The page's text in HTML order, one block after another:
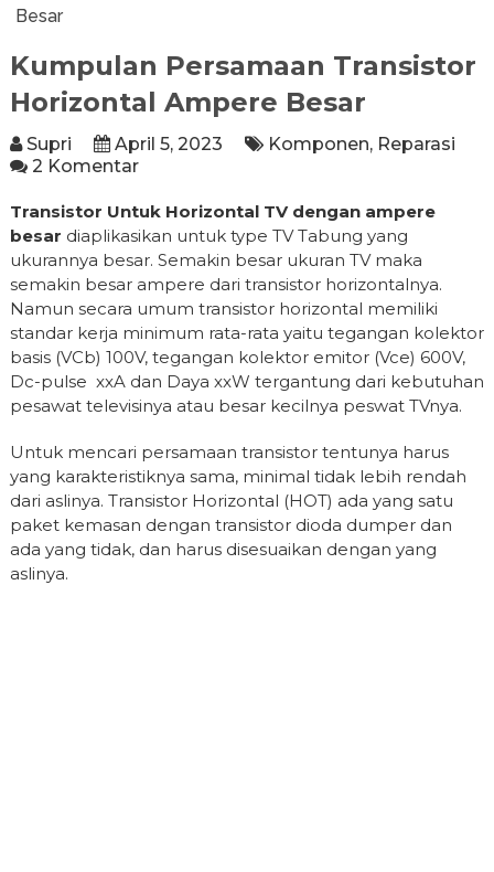
Besar
Kumpulan Persamaan Transistor
Horizontal Ampere Besar
Supri April 5, 2023 Komponen, Reparasi
2 Komentar
Transistor Untuk Horizontal TV dengan ampere
besar diaplikasikan untuk type TV Tabung yang
ukurannya besar. Semakin besar ukuran TV maka
semakin besar ampere dari transistor horizontalnya.
Namun secara umum transistor horizontal memiliki
standar kerja minimum rata-rata yaitu tegangan kolektor
basis (VCb) 100V, tegangan kolektor emitor (Vce) 600V,
Dc-pulse xxA dan Daya xxW tergantung dari kebutuhan
pesawat televisinya atau besar kecilnya peswat TVnya.
Untuk mencari persamaan transistor tentunya harus
yang karakteristiknya sama, minimal tidak lebih rendah
dari aslinya. Transistor Horizontal (HOT) ada yang satu
paket kemasan dengan transistor dioda dumper dan
ada yang tidak, dan harus disesuaikan dengan yang
aslinya.